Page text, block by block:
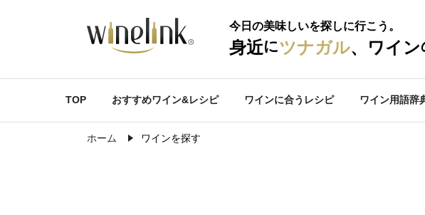
今日の美味しいを探しに行こう。
身近にツナガル、ワイン
TOP おすすめワイン&レシピ ワインに合うレシピ ワイン用語辞
ホーム ワインを探す